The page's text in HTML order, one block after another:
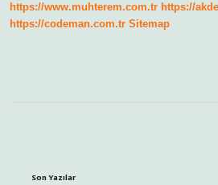
https://www.muhterem.com.tr https://
https://codeman.com.tr Sitemap
Son Yazılar